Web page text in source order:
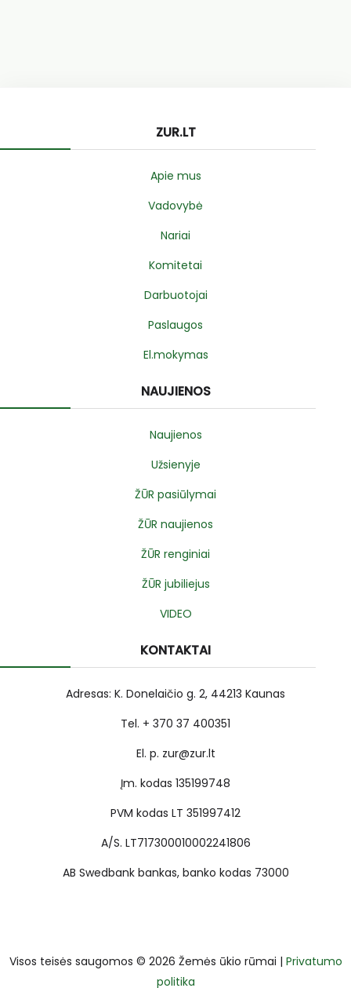
ZUR.LT
Apie mus
Vadovybė
Nariai
Komitetai
Darbuotojai
Paslaugos
El.mokymas
NAUJIENOS
Naujienos
Užsienyje
ŽŪR pasiūlymai
ŽŪR naujienos
ŽŪR renginiai
ŽŪR jubiliejus
VIDEO
KONTAKTAI
Adresas: K. Donelaičio g. 2, 44213 Kaunas
Tel. + 370 37 400351
El. p. zur@zur.lt
Įm. kodas 135199748
PVM kodas LT 351997412
A/S. LT717300010002241806
AB Swedbank bankas, banko kodas 73000
Visos teisės saugomos © 2026 Žemės ūkio rūmai | Privatumo
politika